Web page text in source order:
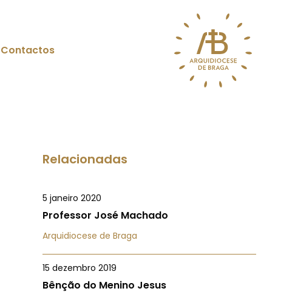
Contactos
Relacionadas
5 janeiro 2020
Professor José Machado
Arquidiocese de Braga
15 dezembro 2019
Bênção do Menino Jesus